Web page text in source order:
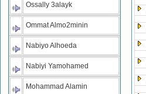
Ossally 3alayk
Ommat Almo2minin
Nabiyo Alhoeda
Nabiyi Yamohamed
Mohammad Alamin